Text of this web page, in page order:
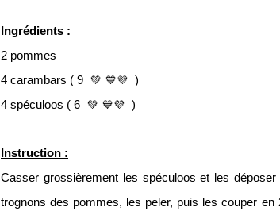
Ingrédients :
2 pommes
4 carambars ( 9 💚 💙💜 )
4 spéculoos ( 6 💚 💙💜 )
Instruction :
Casser grossièrement les spéculoos et les déposer
trognons des pommes, les peler, puis les couper